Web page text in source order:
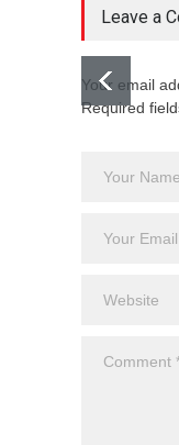
Leave a
Your email
Required